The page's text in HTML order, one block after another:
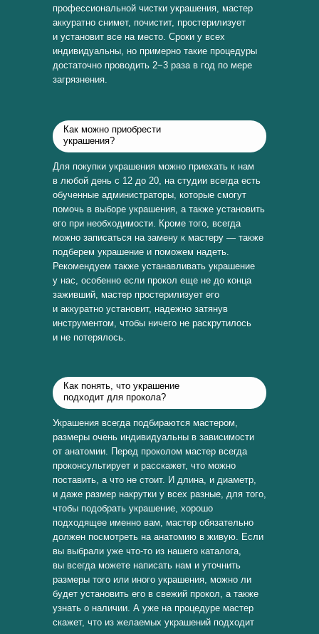
профессиональной чистки украшения, мастер
аккуратно снимет, почистит, простерилизует
и установит все на место. Сроки у всех
индивидуальны, но примерно такие процедуры
достаточно проводить 2−3 раза в год по мере
загрязнения.
Как можно приобрести
украшения?
Для покупки украшения можно приехать к нам
в любой день с 12 до 20, на студии всегда есть
обученные администраторы, которые смогут
помочь в выборе украшения, а также установить
его при необходимости. Кроме того, всегда
можно записаться на замену к мастеру — также
подберем украшение и поможем надеть.
Рекомендуем также устанавливать украшение
у нас, особенно если прокол еще не до конца
заживший, мастер простерилизует его
и аккуратно установит, надежно затянув
инструментом, чтобы ничего не раскрутилось
и не потерялось.
Как понять, что украшение
подходит для прокола?
Украшения всегда подбираются мастером,
размеры очень индивидуальны в зависимости
от анатомии. Перед проколом мастер всегда
проконсультирует и расскажет, что можно
поставить, а что не стоит. И длина, и диаметр,
и даже размер накрутки у всех разные, для того,
чтобы подобрать украшение, хорошо
подходящее именно вам, мастер обязательно
должен посмотреть на анатомию в живую. Если
вы выбрали уже что-то из нашего каталога,
вы всегда можете написать нам и уточнить
размеры того или иного украшения, можно ли
будет установить его в свежий прокол, а также
узнать о наличии. А уже на процедуре мастер
скажет, что из желаемых украшений подходит